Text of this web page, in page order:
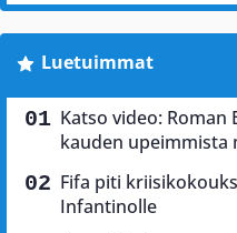
Luetuimmat
Katso video:
kauden upeimmista
Fifa piti
Infantinolle